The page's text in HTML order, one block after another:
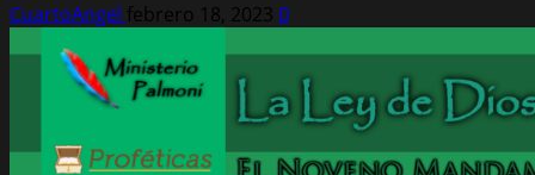
CuartoAngel febrero 18, 2023 0